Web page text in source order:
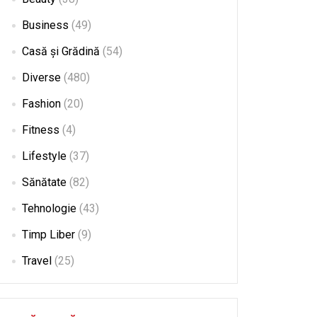
Business (49)
Casă și Grădină (54)
Diverse (480)
Fashion (20)
Fitness (4)
Lifestyle (37)
Sănătate (82)
Tehnologie (43)
Timp Liber (9)
Travel (25)